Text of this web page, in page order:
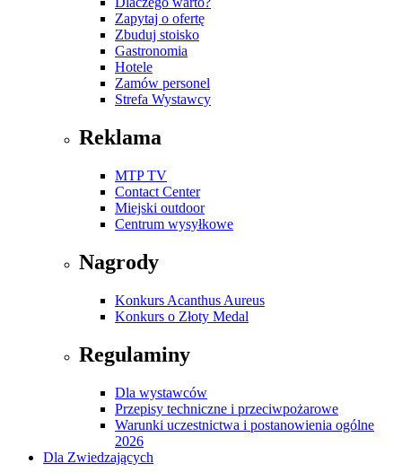
Zapytaj o ofertę
Zbuduj stoisko
Gastronomia
Hotele
Zamów personel
Strefa Wystawcy
Reklama
MTP TV
Contact Center
Miejski outdoor
Centrum wysyłkowe
Nagrody
Konkurs Acanthus Aureus
Konkurs o Złoty Medal
Regulaminy
Dla wystawców
Przepisy techniczne i przeciwpożarowe
Warunki uczestnictwa i postanowienia ogólne
2026
Dla Zwiedzających